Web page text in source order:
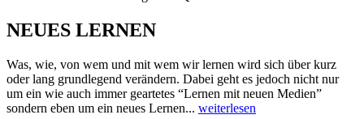
NEUES LERNEN
Was, wie, von wem und mit wem wir lernen wird sich über kurz
oder lang grundlegend verändern. Dabei geht es jedoch nicht nur
um ein wie auch immer geartetes “Lernen mit neuen Medien”
sondern eben um ein neues Lernen... weiterlesen